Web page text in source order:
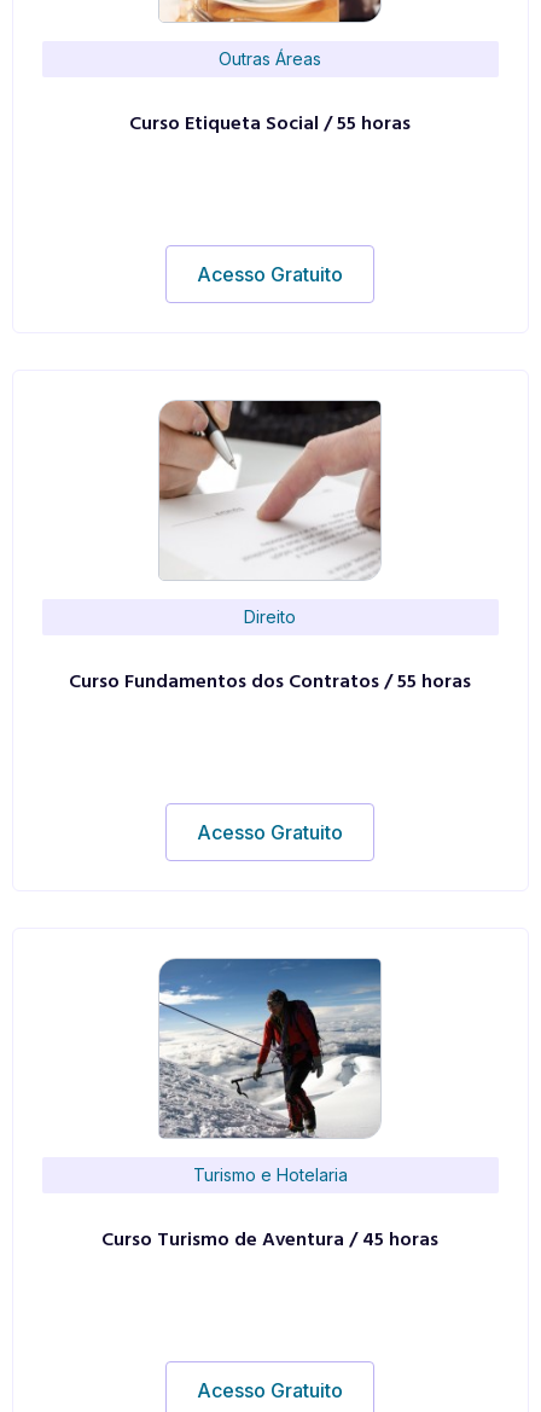
Outras Áreas
Curso Etiqueta Social / 55 horas
Acesso Gratuito
Direito
Curso Fundamentos dos Contratos / 55 horas
Acesso Gratuito
Turismo e Hotelaria
Curso Turismo de Aventura / 45 horas
Acesso Gratuito